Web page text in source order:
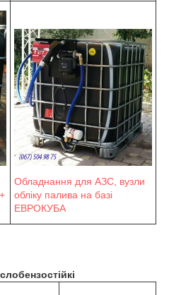
Обладнання для АЗС, вузли
обліку палива на базі
ЕВРОКУБА